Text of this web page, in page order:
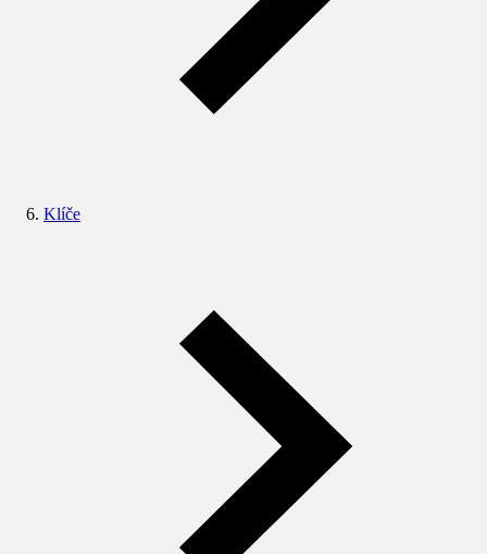
Klíče